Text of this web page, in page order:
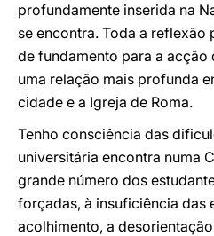
profundamente inserida na
se encontra. Toda a reflexão
de fundamento para a acção
uma relação mais profunda
cidade e a Igreja de Roma.
Tenho consciência das
universitária encontra numa
grande número dos
forçadas, à insuficiência das
acolhimento, a